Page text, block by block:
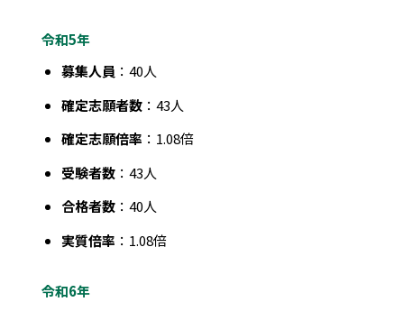
令和5年
募集人員 ：40人
確定志願者数 ：43人
確定志願倍率 ：1.08倍
受験者数 ：43人
合格者数 ：40人
実質倍率 ：1.08倍
令和6年